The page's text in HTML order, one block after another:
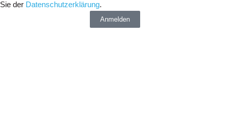
Sie der Datenschutzerklärung.
Anmelden